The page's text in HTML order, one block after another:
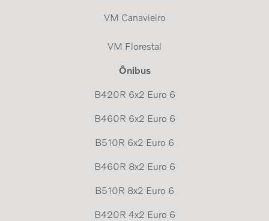
VM Canavieiro
VM Florestal
Ônibus
B420R 6x2 Euro 6
B460R 6x2 Euro 6
B510R 6x2 Euro 6
B460R 8x2 Euro 6
B510R 8x2 Euro 6
B420R 4x2 Euro 6